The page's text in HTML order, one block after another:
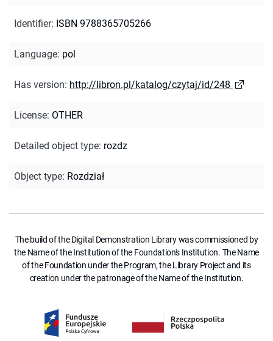
Identifier: ISBN 9788365705266
Language: pol
Has version: http://libron.pl/katalog/czytaj/id/248
License: OTHER
Detailed object type: rozdz
Object type: Rozdział
The build of the Digital Demonstration Library was commissioned by
the Name of the Institution of the Foundation's Institution. The Name
of the Foundation under the Program, the Library Project and its
creation under the patronage of the Name of the Institution.